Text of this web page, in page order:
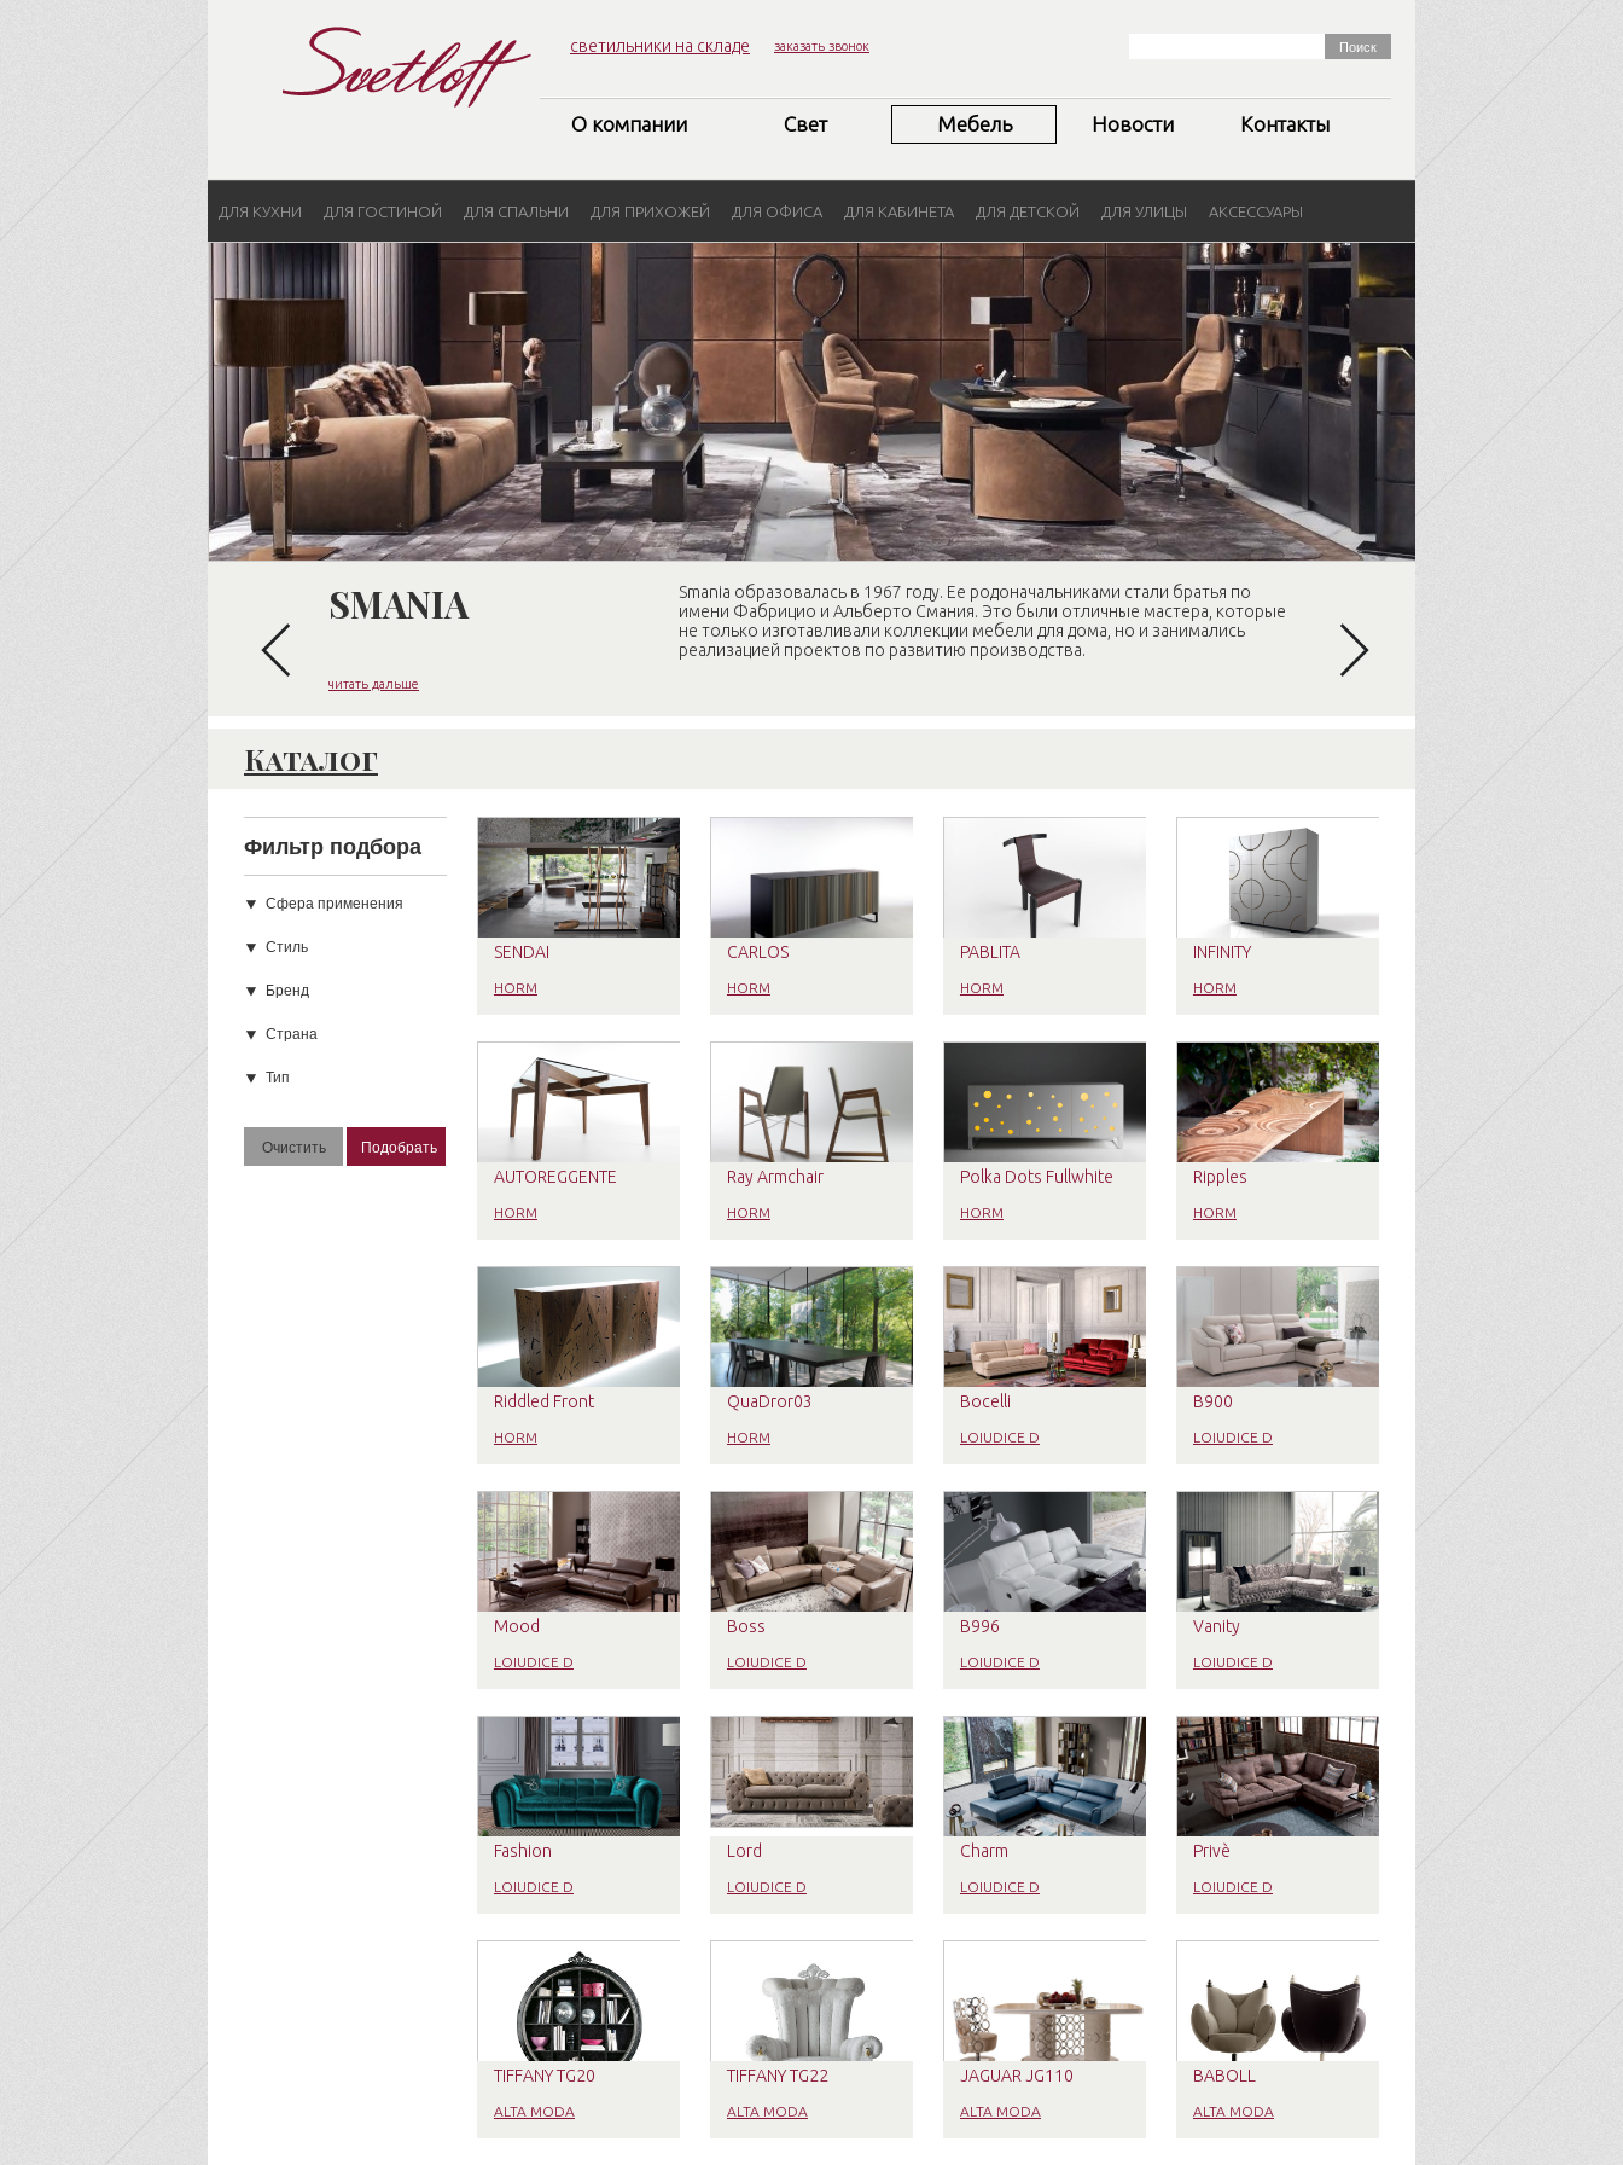
светильники на складе заказать звонок
О компании Свет Мебель Новости Контакты
ДЛЯ КУХНИ ДЛЯ ГОСТИНОЙ ДЛЯ СПАЛЬНИ ДЛЯ ПРИХОЖЕЙ ДЛЯ ОФИСА ДЛЯ КАБИНЕТА ДЛЯ ДЕТСКОЙ ДЛЯ УЛИЦЫ АКСЕССУАРЫ
SMANIA
Smania образовалась в 1967 году. Ее родоначальниками стали братья по
имени Фабрицио и Альберто Смания. Это были отличные мастера, которые
не только изготавливали коллекции мебели для дома, но и занимались
реализацией проектов по развитию производства.
читать дальше
Каталог
Фильтр подбора
Сфера применения
Стиль
Бренд
Страна
Тип
SENDAI
HORM
CARLOS
HORM
PABLITA
HORM
INFINITY
HORM
AUTOREGGENTE
HORM
Ray Armchair
HORM
Polka Dots Fullwhite
HORM
Ripples
HORM
Riddled Front
HORM
QuaDror03
HORM
Bocelli
LOIUDICE D
B900
LOIUDICE D
Mood
LOIUDICE D
Boss
LOIUDICE D
B996
LOIUDICE D
Vanity
LOIUDICE D
Fashion
LOIUDICE D
Lord
LOIUDICE D
Charm
LOIUDICE D
Privè
LOIUDICE D
TIFFANY TG20
ALTA MODA
TIFFANY TG22
ALTA MODA
JAGUAR JG110
ALTA MODA
BABOLL
ALTA MODA